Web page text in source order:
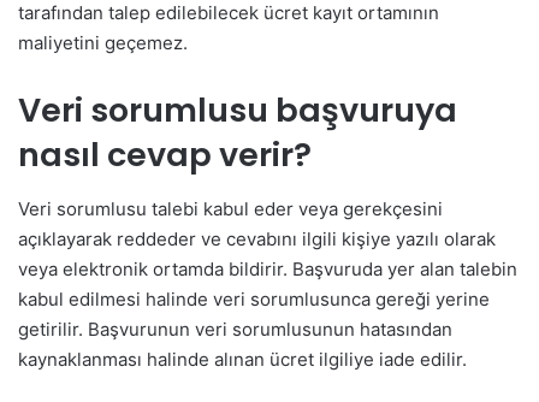
tarafından talep edilebilecek ücret kayıt ortamının
maliyetini geçemez.
Veri sorumlusu başvuruya
nasıl cevap verir?
Veri sorumlusu talebi kabul eder veya gerekçesini
açıklayarak reddeder ve cevabını ilgili kişiye yazılı olarak
veya elektronik ortamda bildirir. Başvuruda yer alan talebin
kabul edilmesi halinde veri sorumlusunca gereği yerine
getirilir. Başvurunun veri sorumlusunun hatasından
kaynaklanması halinde alınan ücret ilgiliye iade edilir.